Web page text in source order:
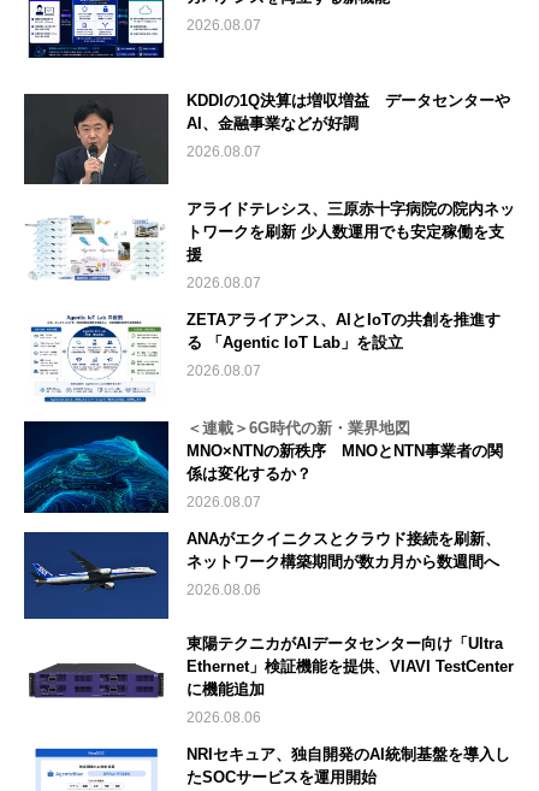
2026.08.07
KDDIの1Q決算は増収増益 データセンターや
AI、金融事業などが好調
2026.08.07
アライドテレシス、三原赤十字病院の院内ネッ
トワークを刷新 少人数運用でも安定稼働を支
援
2026.08.07
ZETAアライアンス、AIとIoTの共創を推進す
る 「Agentic IoT Lab」を設立
2026.08.07
＜連載＞6G時代の新・業界地図
MNO×NTNの新秩序 MNOとNTN事業者の関
係は変化するか？
2026.08.07
ANAがエクイニクスとクラウド接続を刷新、
ネットワーク構築期間が数カ月から数週間へ
2026.08.06
東陽テクニカがAIデータセンター向け「Ultra
Ethernet」検証機能を提供、VIAVI TestCenter
に機能追加
2026.08.06
NRIセキュア、独自開発のAI統制基盤を導入し
たSOCサービスを運用開始